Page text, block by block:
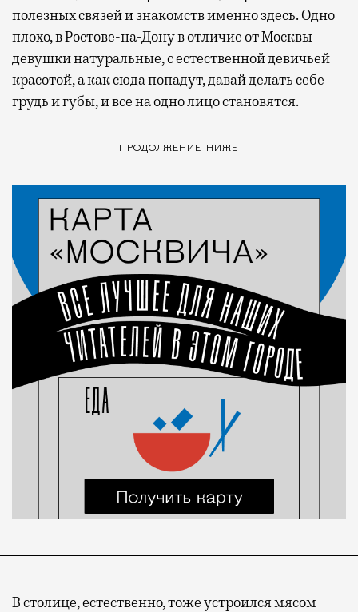
полезных связей и знакомств именно здесь. Одно
плохо, в Ростове-на-Дону в отличие от Москвы
девушки натуральные, с естественной девичьей
красотой, а как сюда попадут, давай делать себе
грудь и губы, и все на одно лицо становятся.
ПРОДОЛЖЕНИЕ НИЖЕ
В столице, естественно, тоже устроился мясом